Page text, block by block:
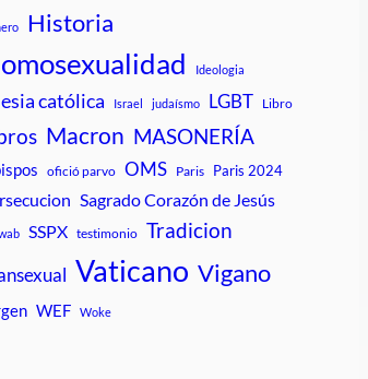
Historia
Ideologia
católica Israel judaísmo LGBT Libro
Macron MASONERÍA
ofició parvo OMS Paris Paris 2024
Sagrado Corazón de Jesús
SSPX testimonio Tradicion
Vaticano Vigano
WEF Woke